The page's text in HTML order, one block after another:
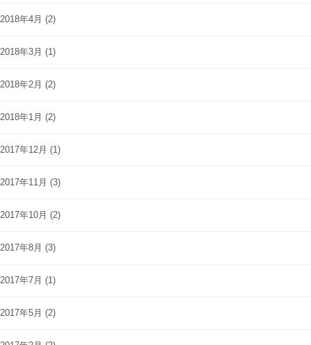
2018年4月 (2)
2018年3月 (1)
2018年2月 (2)
2018年1月 (2)
2017年12月 (1)
2017年11月 (3)
2017年10月 (2)
2017年8月 (3)
2017年7月 (1)
2017年5月 (2)